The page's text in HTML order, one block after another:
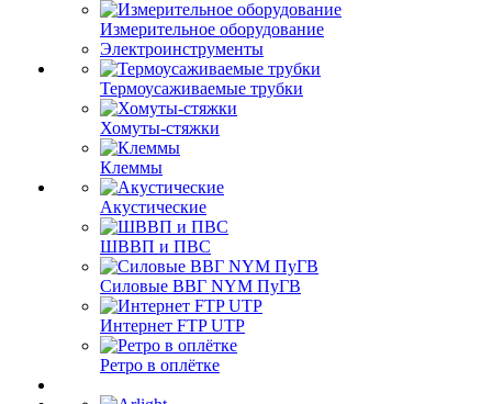
Измерительное оборудование
Электроинструменты
Термоусаживаемые трубки
Хомуты-стяжки
Клеммы
Акустические
ШВВП и ПВС
Силовые ВВГ NYM ПуГВ
Интернет FTP UTP
Ретро в оплётке